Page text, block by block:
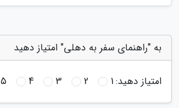
به "راهنمای سفر به دهلی" امتیاز دهید
امتیاز دهید:1
2
3
4
5